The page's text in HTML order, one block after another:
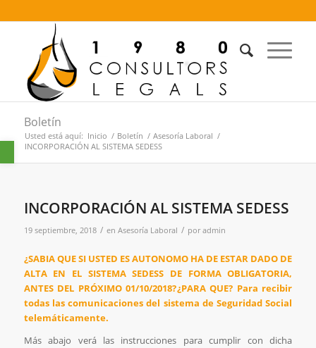
Abrir barra de herramientas
Boletín
Usted está aquí: Inicio / Boletín / Asesoría Laboral /
INCORPORACIÓN AL SISTEMA SEDESS
INCORPORACIÓN AL SISTEMA SEDESS
19 septiembre, 2018 / en Asesoría Laboral / poradmin
¿SABIA QUE SI USTED ES AUTONOMO HA DE ESTAR DADO DE
ALTA EN EL SISTEMA SEDESS DE FORMA OBLIGATORIA,
ANTES DEL PRÓXIMO 01/10/2018?¿PARA QUE? Para recibir
todas las comunicaciones del sistema de Seguridad Social
telemáticamente.
Más abajo verá las instrucciones para cumplir con dicha